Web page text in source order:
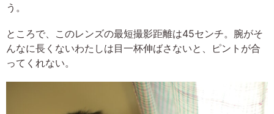
う。
ところで、このレンズの最短撮影距離は45センチ。腕がそ
んなに長くないわたしは目一杯伸ばさないと、ピントが合
ってくれない。